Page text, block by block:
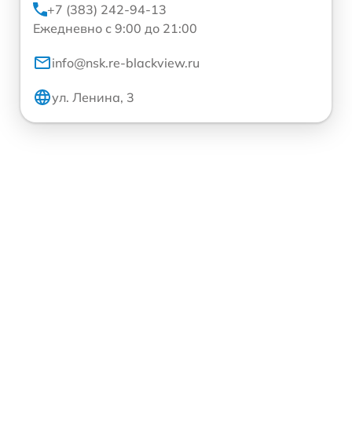
+7 (383) 242-94-13
Ежедневно с 9:00 до 21:00
info@nsk.re-blackview.ru
ул. Ленина, 3